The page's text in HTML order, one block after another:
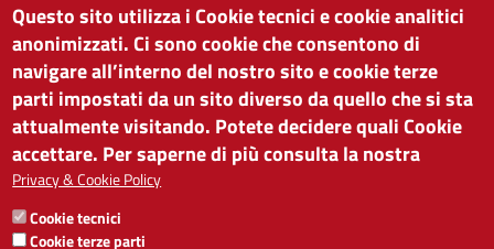
CAMERA DI COMMERCIO DI BOLZANO
via Alto Adige 60 | I-39100 Bolzano
tel. 0471 945 511 |info@camcom.bz.it
Partita IVA: 00376420212
ISTITUTO PER LA PROMOZIONE DELLO
SVILUPPO ECONOMICO
Partita IVA: 01716880214
Questo sito utilizza i Cookie tecnici e cookie analitici
anonimizzati. Ci sono cookie che consentono di
navigare all’interno del nostro sito e cookie terze
parti impostati da un sito diverso da quello che si sta
attualmente visitando. Potete decidere quali Cookie
accettare. Per saperne di più consulta la nostra
Privacy & Cookie Policy
Cookie tecnici
Cookie terze parti